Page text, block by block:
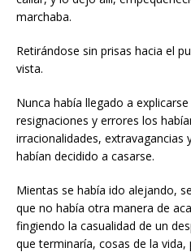
marchaba.
Retirándose sin prisas hacia el
vista.
Nunca había llegado a
resignaciones y errores los
irracionalidades, extravagancias
habían decidido a casarse.
Mientas se había ido alejando,
que no había otra manera de
fingiendo la casualidad de un
que terminaría, cosas de la